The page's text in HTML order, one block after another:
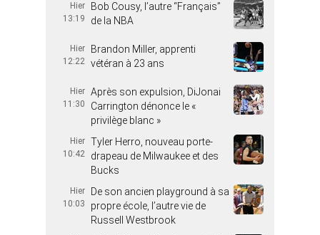
Hier
13:19
Bob Cousy, l’autre “Français”
de la NBA
Hier
12:22
Brandon Miller, apprenti
vétéran à 23 ans
Hier
11:30
Après son expulsion, DiJonai
Carrington dénonce le «
privilège blanc »
Hier
10:42
Tyler Herro, nouveau porte-
drapeau de Milwaukee et des
Bucks
Hier
10:03
De son ancien playground à sa
propre école, l’autre vie de
Russell Westbrook